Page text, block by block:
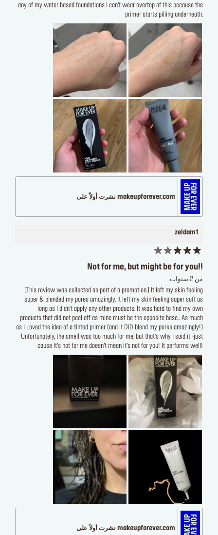
any of my water based foundations I can’t wear overtop of this because the
primer starts pilling underneath.
makeupforever.com نشرت أولاً على
zeldam1
Not for me, but might be for you!!
من 2 سنوات
[This review was collected as part of a promotion.] It left my skin feeling
super & blended my pores amazingly. It left my skin feeling super soft as
long as I didn't apply any other products. It was hard to find my own
products that did not peel off as mine must be the opposite base.. As much
as I Loved the idea of a tinted primer (and it DID blend my pores amazingly!)
Unfortunately, the smell was too much for me, but that’s why I said it -just
cause it’s not for me doesn’t mean it’s not for you! It performs well!
makeupforever.com نشرت أولاً على